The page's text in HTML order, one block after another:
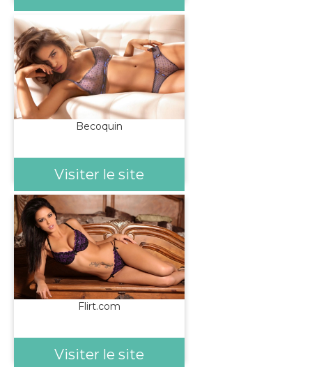
Becoquin
Visiter le site
Flirt.com
Visiter le site